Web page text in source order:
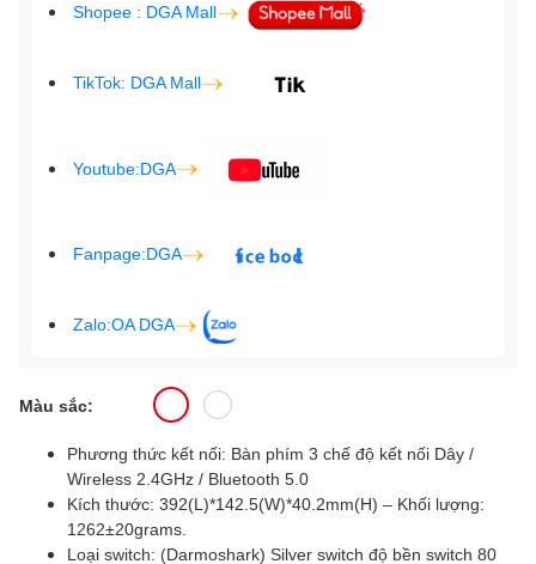
Shopee : DGA Mall
TikTok: DGA Mall
Youtube:DGA
Fanpage:DGA
Zalo:OA DGA
Màu sắc:
Phương thức kết nối: Bàn phím 3 chế độ kết nối Dây /
Wireless 2.4GHz / Bluetooth 5.0
Kích thước: 392(L)*142.5(W)*40.2mm(H) – Khối lượng:
1262±20grams.
Loại switch: (Darmoshark) Silver switch độ bền switch 80